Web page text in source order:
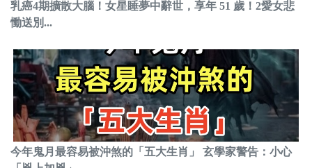
乳癌4期擴散大腦！女星睡夢中辭世，享年 51 歲！2愛女悲
慟送別...
今年鬼月最容易被沖煞的「五大生肖」 玄學家警告：小心